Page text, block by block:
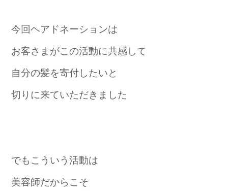
今回ヘアドネーションは
お客さまがこの活動に共感して
自分の髪を寄付したいと
切りに来ていただきました
でもこういう活動は
美容師だからこそ